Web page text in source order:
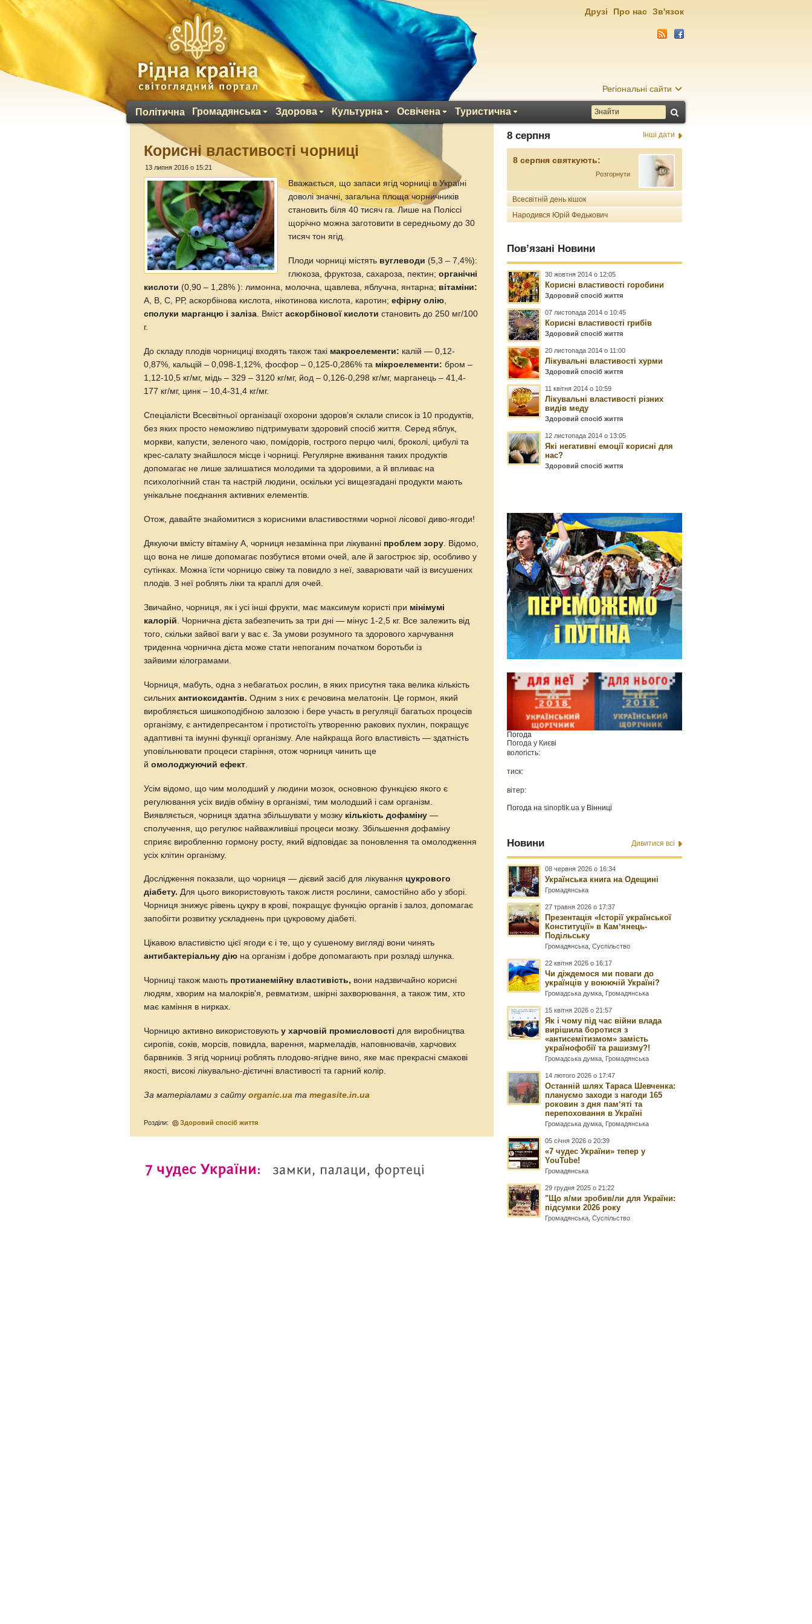
Регіональні сайти
Політична Громадянська Здорова Культурна Освічена Туристична
Друзі Про нас Зв'язок
Корисні властивості чорниці
13 липня 2016 о 15:21
Вважається, що запаси ягід чорниці в Україні
доволі значні, загальна площа чорничників
становить біля 40 тисяч га. Лише на Поліссі
щорічно можна заготовити в середньому до 30
тисяч тон ягід.
Плоди чорниці містять вуглеводи (5,3 – 7,4%):
глюкоза, фруктоза, сахароза, пектин;органічні
кислоти (0,90 – 1,28% ): лимонна, молочна, щавлева, яблучна, янтарна; вітаміни:
А, В, С, РР, аскорбінова кислота, нікотинова кислота, каротин;ефірну олію
сполуки марганцю і заліза . Вмістаскорбінової кислоти становить до 250 мг/100
г.
До складу плодів чорнициці входять також такі макроелементи: калій — 0,12-
0,87%, кальцій – 0,098-1,12%, фосфор – 0,125-0,286% та мікроелементи: бром –
1,12-10,5 кг/мг, мідь – 329 – 3120 кг/мг, йод – 0,126-0,298 кг/мг, марганець – 41,4-
177 кг/мг, цинк – 10,4-31,4 кг/мг.
Спеціалісти Всесвітньої організації охорони здоров’я склали список із 10 продуктів,
без яких просто неможливо підтримувати здоровий спосіб життя. Серед яблук,
моркви, капусти, зеленого чаю, помідорів, гострого перцю чилі, броколі, цибулі та
крес-салату знайшлося місце і чорниці. Регулярне вживання таких продуктів
допомагає не лише залишатися молодими та здоровими, а й впливає на
психологічний стан та настрій людини, оскільки усі вищезгадані продукти мають
унікальне поєднання активних елементів.
Отож, давайте знайомитися з корисними властивостями чорної лісової диво-ягоди!
Дякуючи вмісту вітаміну А, чорниця незамінна при лікуванні проблем зору . Відомо,
що вона не лише допомагає позбутися втоми очей, але й загострює зір, особливо у
сутінках. Можна їсти чорницю свіжу та повидло з неї, заварювати чай із висушених
плодів. З неї роблять ліки та краплі для очей.
Звичайно, чорниця, як і усі інші фрукти, має максимум користі при мінімумі
калорій . Чорнична дієта забезпечить за три дні — мінус 1-2,5 кг. Все залежить від
того, скільки зайвої ваги у вас є. За умови розумного та здорового харчування
триденна чорнична дієта може стати непоганим початком боротьби із
зайвими кілограмами.
Чорниця, мабуть, одна з небагатьох рослин, в яких присутня така велика кількість
сильнихантиоксидантів. Одним з них є речовина мелатонін. Це гормон, який
виробляється шишкоподібною залозою і бере участь в регуляції багатьох процесів
організму, є антидепресантом і протистоїть утворенню ракових пухлин, покращує
адаптивні та імунні функції організму. Але найкраща його властивість — здатність
уповільнювати процеси старіння, отож чорниця чинить ще
йомолоджуючий ефект
Усім відомо, що чим молодший у людини мозок, основною функцією якого є
регулювання усіх видів обміну в організмі, тим молодший і сам організм.
Виявляється, чорниця здатна збільшувати у мозку кількість дофаміну —
сполучення, що регулює найважливіші процеси мозку. Збільшення дофаміну
сприяє виробленню гормону росту, який відповідає за поновлення та омолодження
усіх клітин організму.
Дослідження показали, що чорниця — дієвий засіб для лікування цукрового
діабету. Для цього використовують також листя рослини, самостійно або у зборі.
Чорниця знижує рівень цукру в крові, покращує функцію органів і залоз, допомагає
запобігти розвитку ускладнень при цукровому діабеті.
Цікавою властивістю цієї ягоди є і те, що у сушеному вигляді вони чинять
антибактеріальну дію на організм і добре допомагають при розладі шлунка.
Чорниці також мають протианемійну властивість, вони надзвичайно корисні
людям, хворим на малокрів'я, ревматизм, шкірні захворювання, а також тим, хто
має каміння в нирках.
Чорницю активно використовуютьу харчовій промисловості для виробництва
сиропів, соків, морсів, повидла, варення, мармеладів, наповнювачів, харчових
барвників. З ягід чорниці роблять плодово-ягідне вино, яке має прекрасні смакові
якості, високі лікувально-дієтичні властивості та гарний колір.
За матеріалами з сайтуorganic.uа таmegasite.in.ua
Розділи: Здоровий спосіб життя
8 серпня Інші дати
8 серпня святкують:
Розгорнути
Всесвітній день кішок
Народився Юрій Федькович
Пов’язані Новини
30 жовтня 2014 о 12:05
Корисні властивості горобини
Здоровий спосіб життя
07 листопада 2014 о 10:45
Корисні властивості грибів
Здоровий спосіб життя
20 листопада 2014 о 11:00
Лікувальні властивості хурми
Здоровий спосіб життя
11 квітня 2014 о 10:59
Лікувальні властивості різних
видів меду
Здоровий спосіб життя
12 листопада 2014 о 13:05
Які негативні емоції корисні для
нас?
Здоровий спосіб життя
Погода
Погода у Києві
вологість:
тиск:
вітер:
Погода наsinoptik.ua у Вінниці
Новини Дивитися всі
08 червня 2026 о 16:34
Українська книга на Одещині
Громадянська
27 травня 2026 о 17:37
Презентація «Історії української
Конституції» в Камʼянець-
Подільську
Громадянська ,Суспільство
22 квітня 2026 о 16:17
Чи діждемося ми поваги до
українців у воюючій Україні?
Громадська думка Громадянська
15 квітня 2026 о 21:57
Як і чому під час війни влада
вирішила боротися з
«антисемітизмом» замість
українофобії та рашизму?!
Громадська думка Громадянська
14 лютого 2026 о 17:47
Останній шлях Тараса Шевченка:
плануємо заходи з нагоди 165
роковин з дня памʼяті та
перепоховання в Україні
Громадська думка Громадянська
05 січня 2026 о 20:39
«7 чудес України» тепер у
YouTube!
Громадянська
29 грудня 2025 о 21:22
"Що я/ми зробив/ли для України:
підсумки 2026 року
Громадянська ,Суспільство